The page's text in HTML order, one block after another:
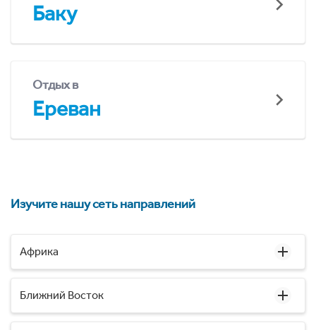
Баку
Отдых в
Ереван
Изучите нашу сеть направлений
Африка
Ближний Восток